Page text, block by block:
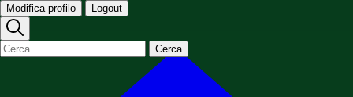
Modifica profilo Logout
Cerca